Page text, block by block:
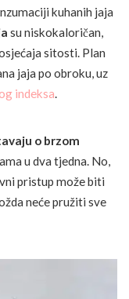
kuhanih jaja
su niskokaloričan,
sitosti. Plan
jaja po obroku, uz
indeksa.
o brzom
u dva tjedna. No,
pristup može biti
neće pružiti sve